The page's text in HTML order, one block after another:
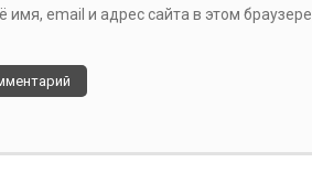
имя, email и адрес сайта в этом